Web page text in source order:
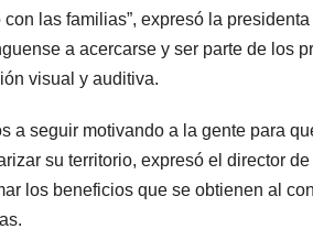
con las familias”, expresó la
a acercarse y ser parte de los
visual y auditiva.
a seguir motivando a la gente para
su territorio, expresó el director
los beneficios que se obtienen al